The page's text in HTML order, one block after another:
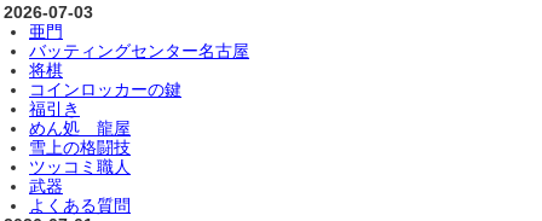
2026-07-03
亜門
バッティングセンター名古屋
将棋
コインロッカーの鍵
福引き
めん処 龍屋
雪上の格闘技
ツッコミ職人
武器
よくある質問